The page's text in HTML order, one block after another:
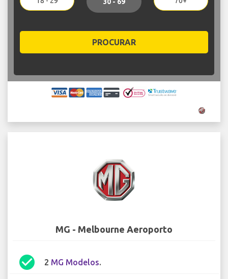
PROCURAR
MG - Melbourne Aeroporto
check_circle 2 MG Modelos.